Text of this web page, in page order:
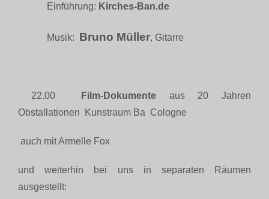
Einführung: Kirches-Ban.de
Musik: Bruno Müller, Gitarre
22.00 Film-Dokumente aus 20 Jahren
Obstallationen Kunstraum Ba Cologne
auch mit Armelle Fox
und weiterhin bei uns in separaten Räumen
ausgestellt: